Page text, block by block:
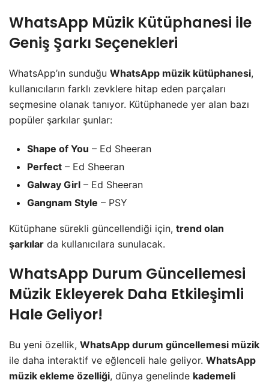
WhatsApp Müzik Kütüphanesi ile
Geniş Şarkı Seçenekleri
WhatsApp’ın sunduğu WhatsApp müzik kütüphanesi,
kullanıcıların farklı zevklere hitap eden parçaları
seçmesine olanak tanıyor. Kütüphanede yer alan bazı
popüler şarkılar şunlar:
Shape of You – Ed Sheeran
Perfect – Ed Sheeran
Galway Girl – Ed Sheeran
Gangnam Style – PSY
Kütüphane sürekli güncellendiği için, trend olan
şarkılar da kullanıcılara sunulacak.
WhatsApp Durum Güncellemesi
Müzik Ekleyerek Daha Etkileşimli
Hale Geliyor!
Bu yeni özellik, WhatsApp durum güncellemesi müzik
ile daha interaktif ve eğlenceli hale geliyor. WhatsApp
müzik ekleme özelliği, dünya genelinde kademeli